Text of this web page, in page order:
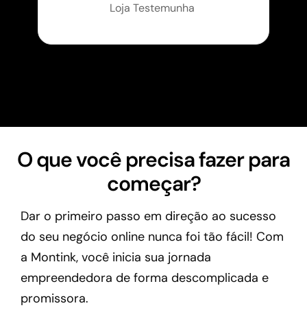
Loja Testemunha
O que você precisa fazer para
começar?
Dar o primeiro passo em direção ao sucesso
do seu negócio online nunca foi tão fácil! Com
a Montink, você inicia sua jornada
empreendedora de forma descomplicada e
promissora.